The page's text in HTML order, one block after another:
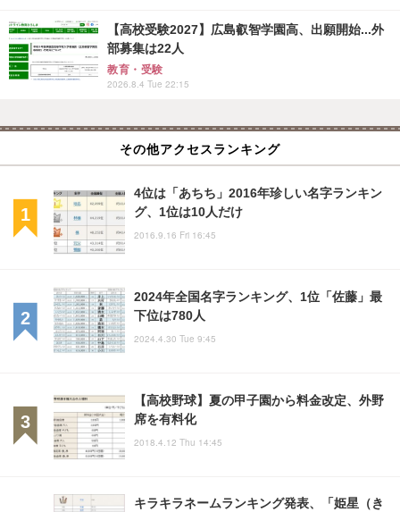
【高校受験2027】広島叡智学園高、出願開始...外
部募集は22人
教育・受験
2026.8.4 Tue 22:15
その他アクセスランキング
4位は「あちち」2016年珍しい名字ランキン
グ、1位は10人だけ
2016.9.16 Fri 16:45
2024年全国名字ランキング、1位「佐藤」最
下位は780人
2024.4.30 Tue 9:45
【高校野球】夏の甲子園から料金改定、外野
席を有料化
2018.4.12 Thu 14:45
キラキラネームランキング発表、「姫星（き